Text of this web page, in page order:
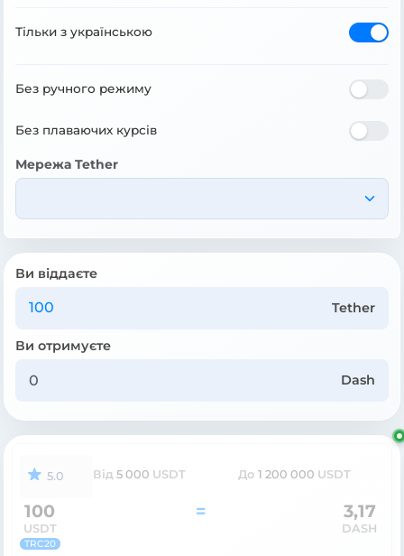
Тільки з українською
Без ручного режиму
Без плаваючих курсів
Мережа Tether
Ви віддаєте
Tether
Ви отримуєте
Dash
5.0 Від 5 000 USDT До 1 200 000 USDT
100
USDT
TRC20
= 3,17
DASH